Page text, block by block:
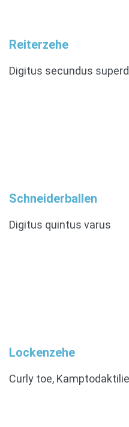
Reiterzehe
Digitus secundus
Schneiderballen
Digitus quintus varus
Lockenzehe
Curly toe, Kamptodaktilie